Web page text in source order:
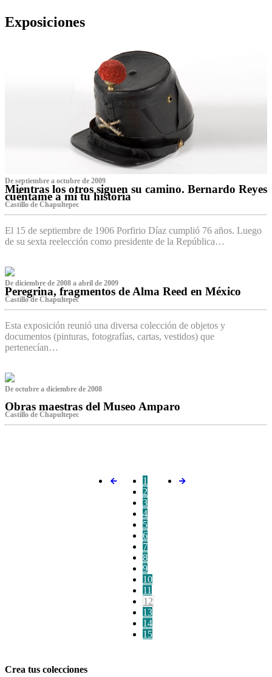
Exposiciones
De septiembre a octubre de 2009
Mientras los otros siguen su camino. Bernardo Reyes
cuéntame a mí tu historia
Castillo de Chapultepec
El 15 de septiembre de 1906 Porfirio Díaz cumplió 76 años. Luego
de su sexta reelección como presidente de la República…
De diciembre de 2008 a abril de 2009
Peregrina, fragmentos de Alma Reed en México
Castillo de Chapultepec
Esta exposición reunió una diversa colección de objetos y
documentos (pinturas, fotografías, cartas, vestidos) que
pertenecían…
De octubre a diciembre de 2008
Obras maestras del Museo Amparo
Castillo de Chapultepec
1
2
3
4
5
6
7
8
9
10
11
12
13
14
15
Crea tus colecciones